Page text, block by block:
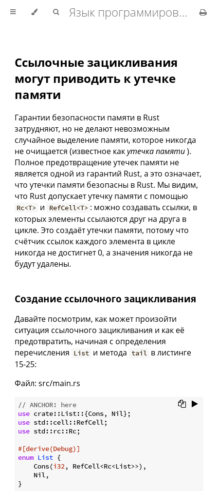
Язык программирования Rust
Ссылочные зацикливания
могут приводить к утечке
памяти
Гарантии безопасности памяти в Rust
затрудняют, но не делают невозможным
случайное выделение памяти, которое никогда
не очищается (известное какутечка памяти).
Полное предотвращение утечек памяти не
является одной из гарантий Rust, а это означает,
что утечки памяти безопасны в Rust. Мы видим,
что Rust допускает утечку памяти с помощью
Rc<T> и RefCell<T> : можно создавать ссылки, в
которых элементы ссылаются друг на друга в
цикле. Это создаёт утечки памяти, потому что
счётчик ссылок каждого элемента в цикле
никогда не достигнет 0, а значения никогда не
будут удалены.
Создание ссылочного зацикливания
Давайте посмотрим, как может произойти
ситуация ссылочного зацикливания и как её
предотвратить, начиная с определения
перечисления List и метода tail в листинге
15-25:
Файл: src/main.rs
// ANCHOR: here
use
use
use std::rc::Rc;
#[derive(Debug)]
enum List {
    Cons(
i32, RefCell<Rc<List>>),
    Nil,
}